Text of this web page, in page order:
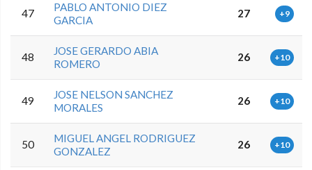
47
PABLO ANTONIO DIEZ
GARCIA
27 +9
48
JOSE GERARDO ABIA
ROMERO
26 +10
49
JOSE NELSON SANCHEZ
MORALES
26 +10
50
MIGUEL ANGEL RODRIGUEZ
GONZALEZ
26 +10